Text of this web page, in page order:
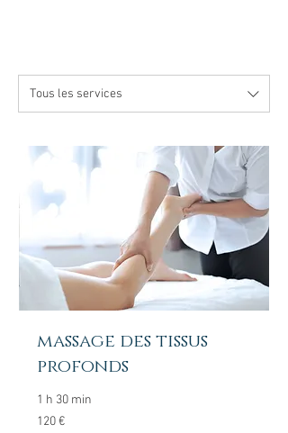
Tous les services
massage des tissus
profonds
1 h 30 min
120
euros
120 €